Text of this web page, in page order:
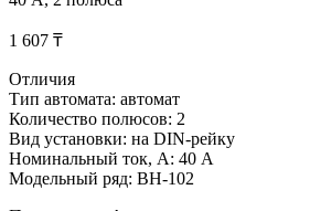
1 607 ₸
Отличия
Тип автомата: автомат
Количество полюсов: 2
Вид установки: на DIN-рейку
Номинальный ток, А: 40 А
Модельный ряд: ВН-102